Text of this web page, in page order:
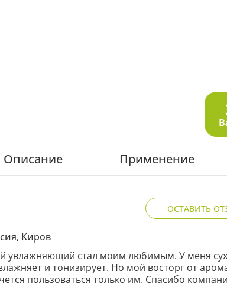
Описание Применение
ОСТАВИТЬ
Киров
увлажняющий стал моим любимым. У меня
и тонизирует. Но мой восторг от
пользоваться только им. Спасибо